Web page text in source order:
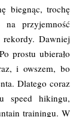
biegnąc, trochę
przyjemność
Dawniej
prostu ubierało
i owszem, bo
Dlatego coraz
speed hikingu,
trainingu. W